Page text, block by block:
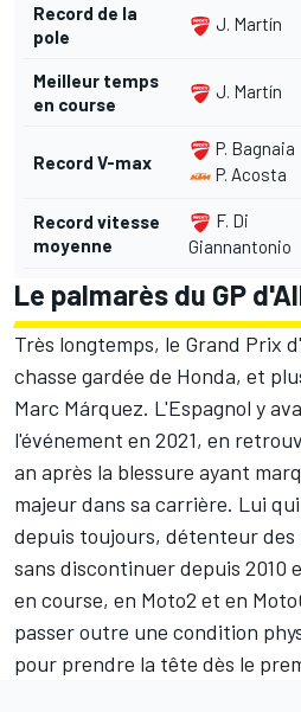
Record de la
pole
J. Martín
Meilleur temps
en course
J. Martín
Record V-max
P. Bagnaia
P. Acosta
Record vitesse
moyenne
F. Di
Giannantonio
Le palmarès du GP
Très longtemps, le Grand Prix
chasse gardée de Honda, et
Marc Márquez. L'Espagnol y
l'événement en 2021, en
an après la blessure ayant
majeur dans sa carrière. Lui
depuis toujours, détenteur
sans discontinuer depuis 2010
en course, en Moto2 et en
passer outre une condition
pour prendre la tête dès le